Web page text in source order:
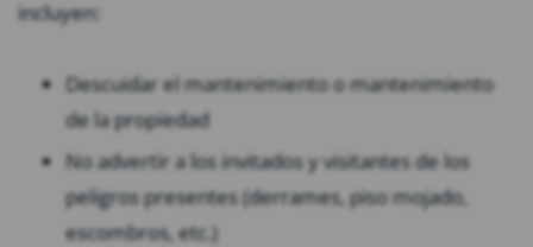
incluyen:
Descuidar el mantenimiento o mantenimiento
de la propiedad
No advertir a los invitados y visitantes de los
peligros presentes (derrames, piso mojado,
escombros, etc.)